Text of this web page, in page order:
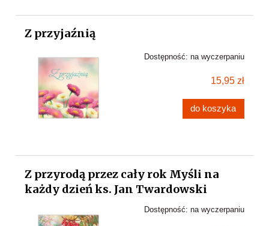
Z przyjaźnią
Dostępność: na wyczerpaniu
15,95 zł
do koszyka
Z przyrodą przez cały rok Myśli na
każdy dzień ks. Jan Twardowski
Dostępność: na wyczerpaniu